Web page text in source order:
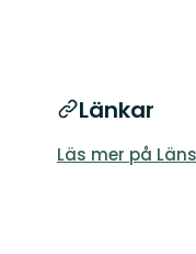
Länkar
Läs mer på